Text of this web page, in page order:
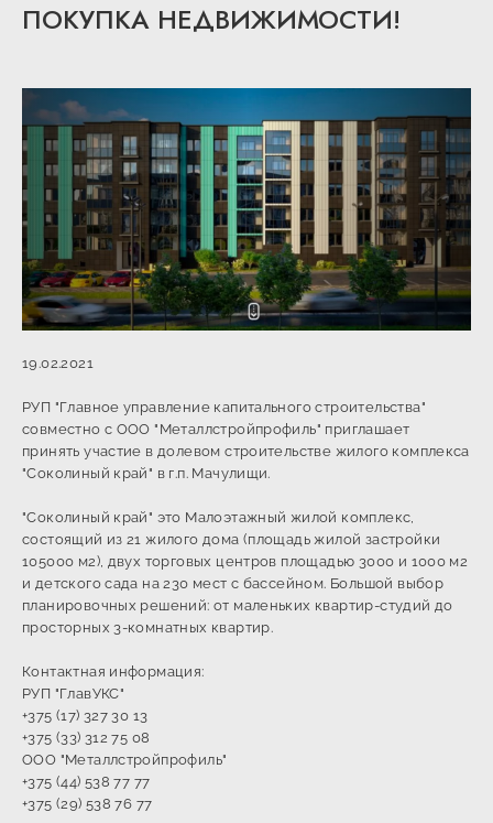
ПОКУПКА НЕДВИЖИМОСТИ!
19.02.2021
РУП "Главное управление капитального строительства"
совместно с ООО "Металлстройпрофиль" приглашает
принять участие в долевом строительстве жилого комплекса
"Соколиный край" в г.п. Мачулищи.
"Соколиный край" это Малоэтажный жилой комплекс,
состоящий из 21 жилого дома (площадь жилой застройки
105000 м2), двух торговых центров площадью 3000 и 1000 м2
и детского сада на 230 мест с бассейном. Большой выбор
планировочных решений: от маленьких квартир-студий до
просторных 3-комнатных квартир.
Контактная информация:
РУП "ГлавУКС"
+375 (17) 327 30 13
+375 (33) 312 75 08
ООО "Металлстройпрофиль"
+375 (44) 538 77 77
+375 (29) 538 76 77